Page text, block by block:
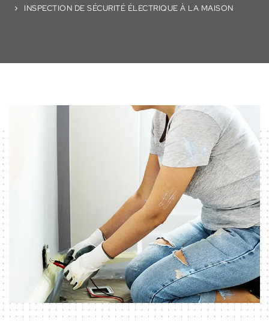
INSPECTION DE SÉCURITÉ ÉLECTRIQUE À LA MAISON